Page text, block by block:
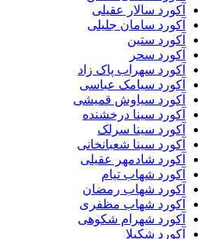
آکورد سالار عقیلی
آکورد سامان جلیلی
آکورد ستین
آکورد سحر
آکورد سهراب پاک زاد
آکورد سیامک عباسی
آکورد سیاوش قمیشی
آکورد سینا درخشنده
آکورد سینا سرلک
آکورد سینا شعبانخانی
آکورد شادمهر عقیلی
آکورد شهاب تیام
آکورد شهاب رمضان
آکورد شهاب مظفری
آکورد شهرام شکوهی
آکورد شکیلا